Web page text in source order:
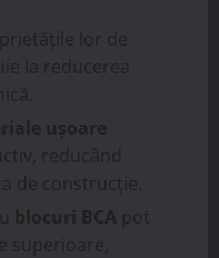
lor de
la reducerea
ușoare
reducând
de construcție.
blocuri BCA pot
superioare,